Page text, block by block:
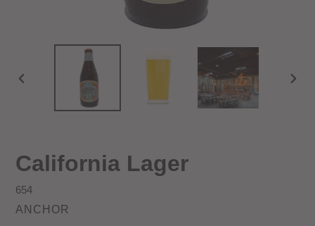
DIAPOSITIVA
California Lager
654
PROVEEDOR
ANCHOR